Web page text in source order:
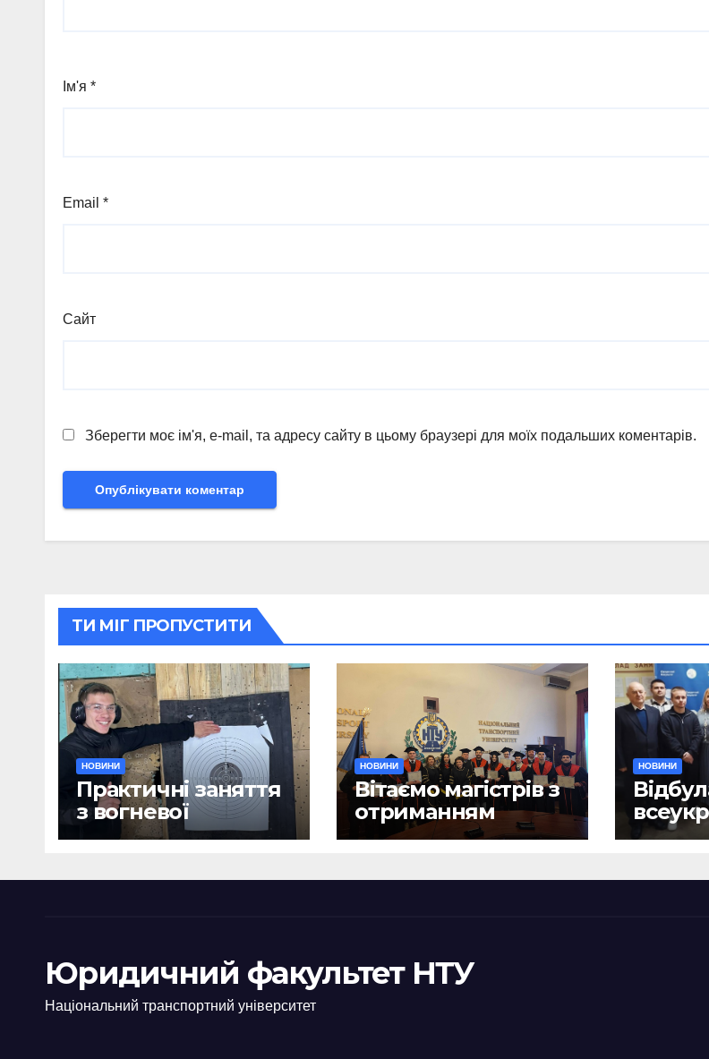
Ім'я *
Email *
Сайт
Зберегти моє ім'я, e-mail, та адресу сайту в цьому браузері для моїх подальших коментарів.
ТИ МІГ ПРОПУСТИТИ
НОВИНИ
Практичні заняття
з вогневої
підготовки
НОВИНИ
Вітаємо магістрів з
отриманням
дипломів!
НОВИНИ
Юридичний факультет НТУ
Національний транспортний університет